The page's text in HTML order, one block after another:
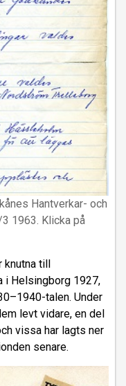
Hantverkar- och
1963. Klicka på
knutna till
i Helsingborg 1927,
talen. Under
levt vidare, en del
vissa har lagts ner
senare.